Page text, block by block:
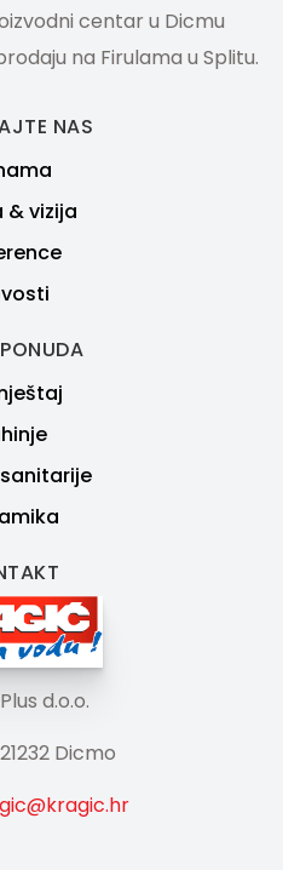
centar u Dicmu
na Firulama u Splitu.
NAS
& vizija
d.o.o.
Dicmo